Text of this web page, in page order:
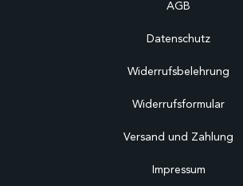
AGB
Datenschutz
Widerrufsbelehrung
Widerrufsformular
Versand und Zahlung
Impressum